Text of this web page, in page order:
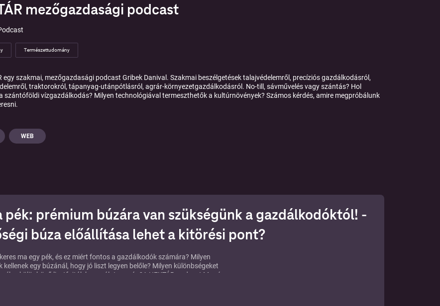
mezőgazdasági podcast
Természettudomány
egy szakmai, mezőgazdasági podcast Gribek Danival. Szakmai beszélgetések talajvédelemről, precíziós gazdálkodásról,
traktorokról, tápanyag-utánpótlásról, agrár-környezetgazdálkodásról. No-till, sávművelés vagy szántás? Hol
szántóföldi vízgazdálkodás? Milyen technológiával termeszthetők a kultúrnövények? Számos kérdés, amire megpróbálunk
WEB
pék: prémium búzára van szükségünk a gazdálkodóktól! -
búza előállítása lehet a kitörési pont?
ma egy pék, és ez miért fontos a gazdálkodók számára? Milyen
egy búzánál, hogy jó liszt legyen belőle? Milyen különbségeket
a különböző lisztfajták használata során?A HEKTÁR podcast Magágy
alapozó volt a TMG Egyesülettel és Ormós Gabriellával az Egy